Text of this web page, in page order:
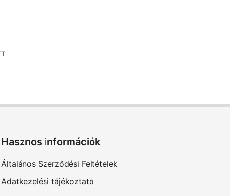
Hasznos információk
Általános Szerződési Feltételek
Adatkezelési tájékoztató